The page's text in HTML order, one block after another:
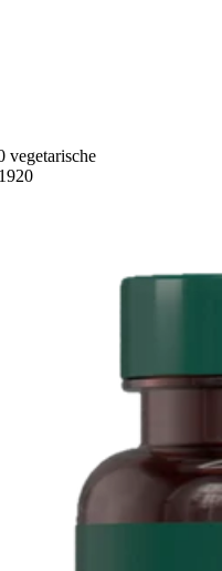
vegetarische